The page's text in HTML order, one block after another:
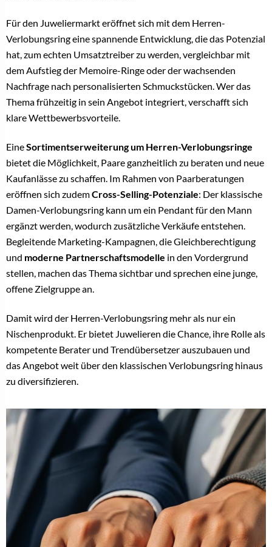
Für den Juweliermarkt eröffnet sich mit dem Herren-
Verlobungsring eine spannende Entwicklung, die das Potenzial
hat, zum echten Umsatztreiber zu werden, vergleichbar mit
dem Aufstieg der Memoire-Ringe oder der wachsenden
Nachfrage nach personalisierten Schmuckstücken. Wer das
Thema frühzeitig in sein Angebot integriert, verschafft sich
klare Wettbewerbsvorteile.
EineSortimentserweiterung um Herren-Verlobungsringe
bietet die Möglichkeit, Paare ganzheitlich zu beraten und neue
Kaufanlässe zu schaffen. Im Rahmen von Paarberatungen
eröffnen sich zudemCross-Selling-Potenziale: Der klassische
Damen-Verlobungsring kann um ein Pendant für den Mann
ergänzt werden, wodurch zusätzliche Verkäufe entstehen.
Begleitende Marketing-Kampagnen, die Gleichberechtigung
und moderne Partnerschaftsmodelle in den Vordergrund
stellen, machen das Thema sichtbar und sprechen eine junge,
offene Zielgruppe an.
Damit wird der Herren-Verlobungsring mehr als nur ein
Nischenprodukt. Er bietet Juwelieren die Chance, ihre Rolle als
kompetente Berater und Trendübersetzer auszubauen und
das Angebot weit über den klassischen Verlobungsring hinaus
zu diversifizieren.